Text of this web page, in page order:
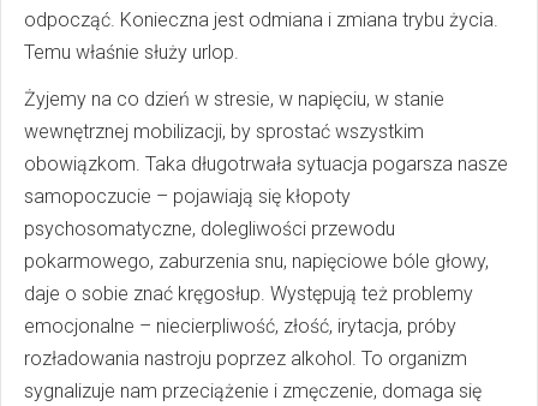
odpocząć. Konieczna jest odmiana i zmiana trybu życia.
Temu właśnie służy urlop.
Żyjemy na co dzień w stresie, w napięciu, w stanie
wewnętrznej mobilizacji, by sprostać wszystkim
obowiązkom. Taka długotrwała sytuacja pogarsza nasze
samopoczucie – pojawiają się kłopoty
psychosomatyczne, dolegliwości przewodu
pokarmowego, zaburzenia snu, napięciowe bóle głowy,
daje o sobie znać kręgosłup. Występują też problemy
emocjonalne – niecierpliwość, złość, irytacja, próby
rozładowania nastroju poprzez alkohol. To organizm
sygnalizuje nam przeciążenie i zmęczenie, domaga się